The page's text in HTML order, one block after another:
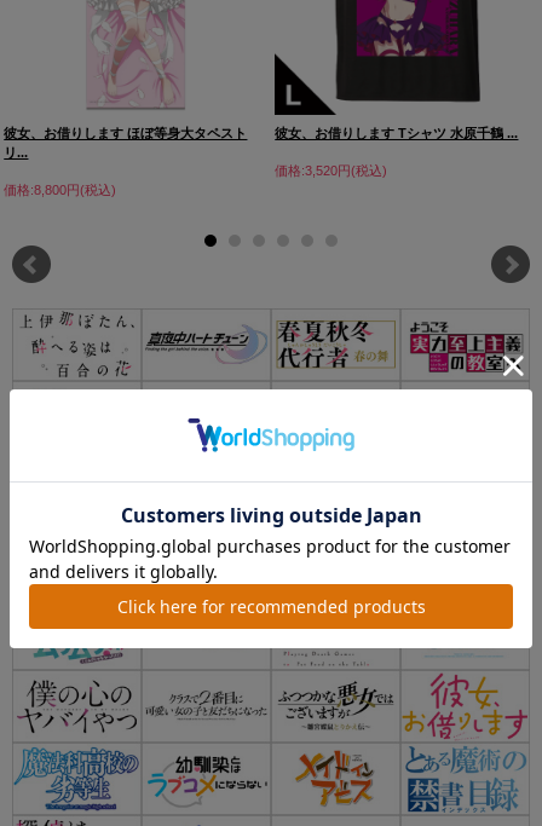
彼女、お借りします ほぼ等身大タペスト
リ...
価格:8,800円(税込)
彼女、お借りします Tシャツ 水原千鶴 ...
価格:3,520円(税込)